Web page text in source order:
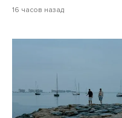
16 часов назад